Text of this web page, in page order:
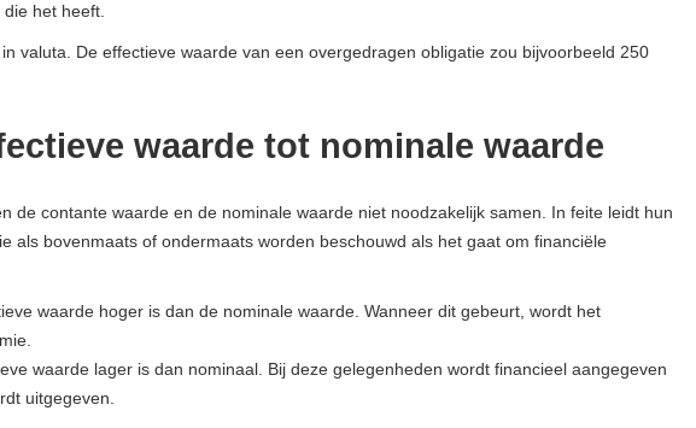
het heeft.
valuta. De effectieve waarde van een overgedragen obligatie zou bijvoorbeeld 250
waarde tot nominale waarde
de contante waarde en de nominale waarde niet noodzakelijk samen. In feite leidt hun
als bovenmaats of ondermaats worden beschouwd als het gaat om financiële
waarde hoger is dan de nominale waarde. Wanneer dit gebeurt, wordt het
waarde lager is dan nominaal. Bij deze gelegenheden wordt financieel aangegeven
uitgegeven.